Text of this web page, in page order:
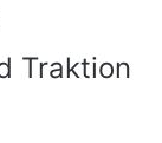
Traktion